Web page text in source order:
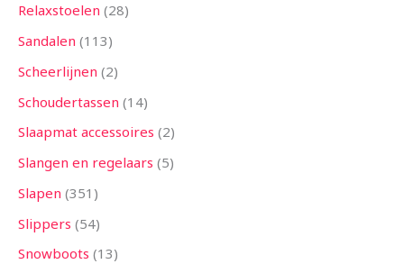
Relaxstoelen 28
Sandalen 113
Scheerlijnen 2
Schoudertassen 14
Slaapmat accessoires 2
Slangen en regelaars 5
Slapen 351
Slippers 54
Snowboots 13